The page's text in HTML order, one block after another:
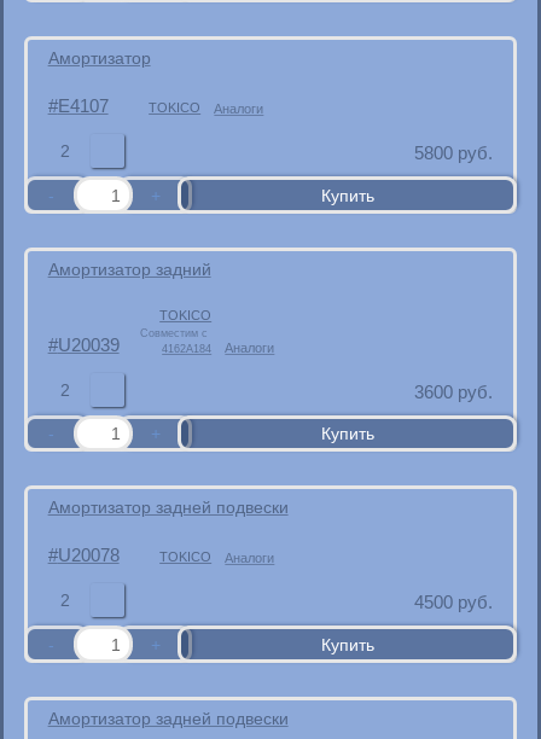
Aмортизатор
E4107 TOKICO Аналоги
2 5800 руб.
Амортизатор задний
U20039
TOKICO
Совместим с
4162A184
Аналоги
2 3600 руб.
Амортизатор задней подвески
U20078 TOKICO Аналоги
2 4500 руб.
Амортизатор задней подвески